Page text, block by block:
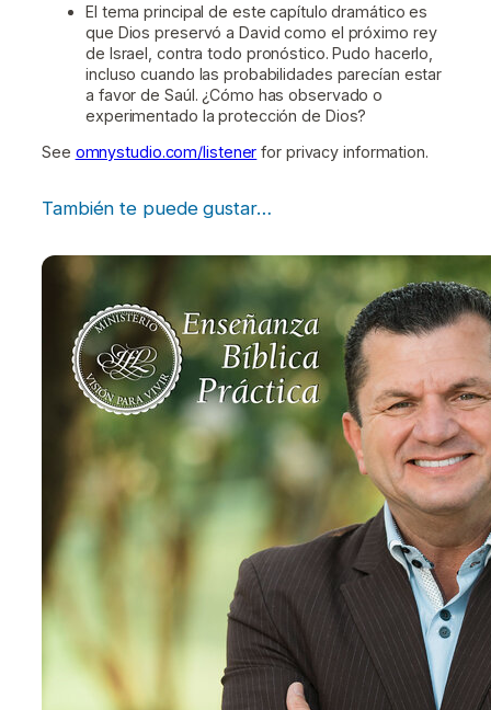
El tema principal de este capítulo dramático es
que Dios preservó a David como el próximo rey
de Israel, contra todo pronóstico. Pudo hacerlo,
incluso cuando las probabilidades parecían estar
a favor de Saúl. ¿Cómo has observado o
experimentado la protección de Dios?
See omnystudio.com/listener for privacy information.
También te puede gustar…